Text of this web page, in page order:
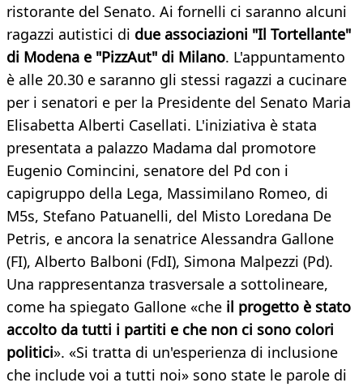
ristorante del Senato. Ai fornelli ci saranno alcuni
ragazzi autistici di due associazioni "Il Tortellante"
di Modena e "PizzAut" di Milano. L'appuntamento
è alle 20.30 e saranno gli stessi ragazzi a cucinare
per i senatori e per la Presidente del Senato Maria
Elisabetta Alberti Casellati. L'iniziativa è stata
presentata a palazzo Madama dal promotore
Eugenio Comincini, senatore del Pd con i
capigruppo della Lega, Massimilano Romeo, di
M5s, Stefano Patuanelli, del Misto Loredana De
Petris, e ancora la senatrice Alessandra Gallone
(FI), Alberto Balboni (FdI), Simona Malpezzi (Pd).
Una rappresentanza trasversale a sottolineare,
come ha spiegato Gallone «che il progetto è stato
accolto da tutti i partiti e che non ci sono colori
politici». «Si tratta di un'esperienza di inclusione
che include voi a tutti noi» sono state le parole di